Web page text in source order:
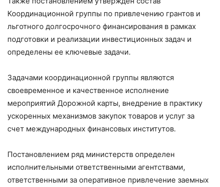
Координационной группы по привлечению грантов и
льготного долгосрочного финансирования в рамках
подготовки и реализации инвестиционных задач и
определены ее ключевые задачи.
Задачами координационной группы являются
своевременное и качественное исполнение
мероприятий Дорожной карты, внедрение в практику
ускоренных механизмов закупок товаров и услуг за
счет международных финансовых институтов.
Постановлением ряд министерств определен
исполнительными ответственными агентствами,
ответственными за оперативное привлечение заемных